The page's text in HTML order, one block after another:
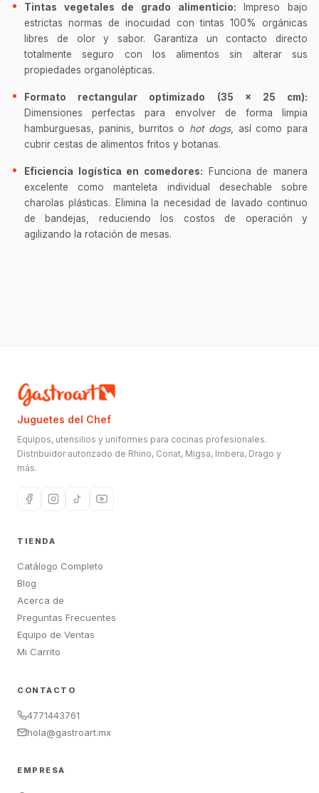
Tintas vegetales de grado alimenticio: Impreso bajo
estrictas normas de inocuidad con tintas 100% orgánicas
libres de olor y sabor. Garantiza un contacto directo
totalmente seguro con los alimentos sin alterar sus
propiedades organolépticas.
Formato rectangular optimizado (35 x 25 cm):
Dimensiones perfectas para envolver de forma limpia
hamburguesas, paninis, burritos o hot dogs, así como para
cubrir cestas de alimentos fritos y botanas.
Eficiencia logística en comedores: Funciona de manera
excelente como manteleta individual desechable sobre
charolas plásticas. Elimina la necesidad de lavado continuo
de bandejas, reduciendo los costos de operación y
agilizando la rotación de mesas.
Juguetes del Chef
Equipos, utensilios y uniformes para cocinas profesionales.
Distribuidor autorizado de Rhino, Coriat, Migsa, Imbera, Drago y
más.
TIENDA
Catálogo Completo
Blog
Acerca de
Preguntas Frecuentes
Equipo de Ventas
Mi Carrito
CONTACTO
4771443761
hola@gastroart.mx
EMPRESA